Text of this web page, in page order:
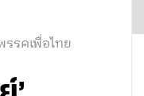
รรคเพื่อไทย